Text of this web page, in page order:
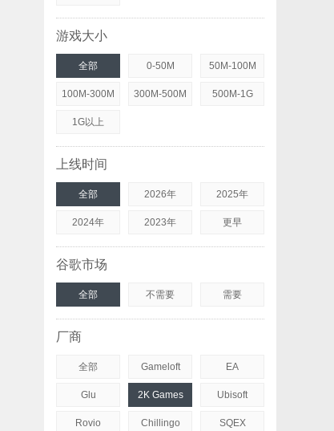
游戏大小
全部 0-50M 50M-100M
100M-300M 300M-500M 500M-1G
1G以上
上线时间
全部 2026年 2025年
2024年 2023年 更早
谷歌市场
全部 不需要 需要
厂商
全部 Gameloft EA
Glu 2K Games Ubisoft
Rovio Chillingo SQEX